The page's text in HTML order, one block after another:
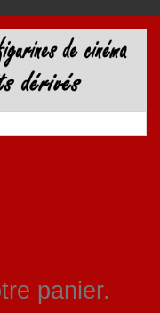
panier.